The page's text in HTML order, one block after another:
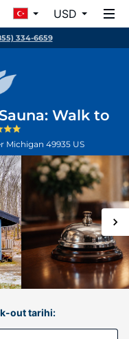
USD
334-6659
Walk to
Michigan 49935 US
out tarihi: